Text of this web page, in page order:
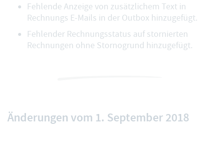
Fehlende Anzeige von zusätzlichem Text in
Rechnungs E-Mails in der Outbox hinzugefügt.
Fehlender Rechnungsstatus auf stornierten
Rechnungen ohne Stornogrund hinzugefügt.
Änderungen vom 1. September 2018